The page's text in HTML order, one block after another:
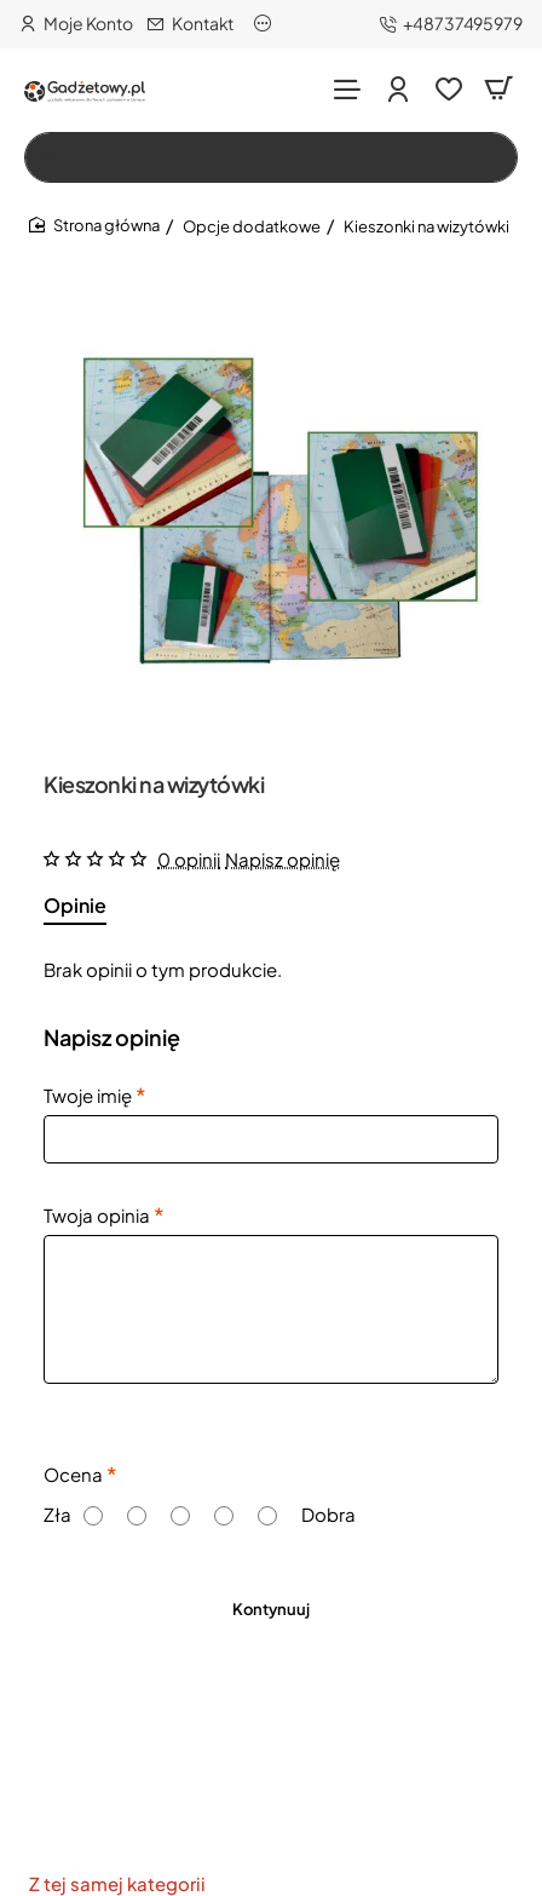
Moje Konto Kontakt +48737495979
Szukaj…
Opcje dodatkowe Kieszonki na wizytówki
Kieszonki na wizytówki
0 opinii Napisz opinię
Opinie
Brak opinii o tym produkcie.
Napisz opinię
Twoje imię
Twoja opinia
O
e
Ocena
Zła
Dobra
Kontynuuj
Z tej samej kategorii